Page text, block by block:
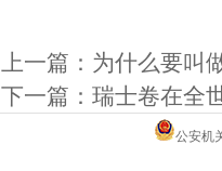
上一篇： 为什么要叫
下一篇： 瑞士卷在全
公安机